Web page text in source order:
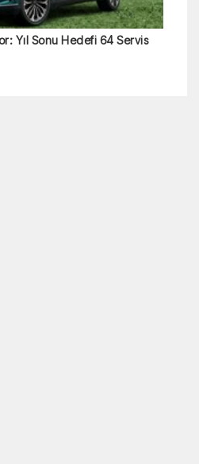
Yıl Sonu Hedefi 64 Servis